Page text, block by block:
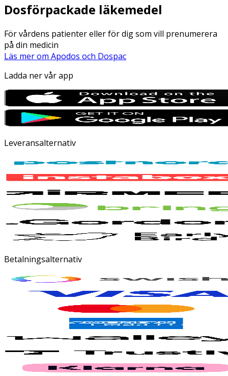
Dosförpackade läkemedel
För vårdens patienter eller för dig som vill prenumerera
på din medicin
Läs mer om Apodos och Dospac
Ladda ner vår app
Leveransalternativ
Betalningsalternativ